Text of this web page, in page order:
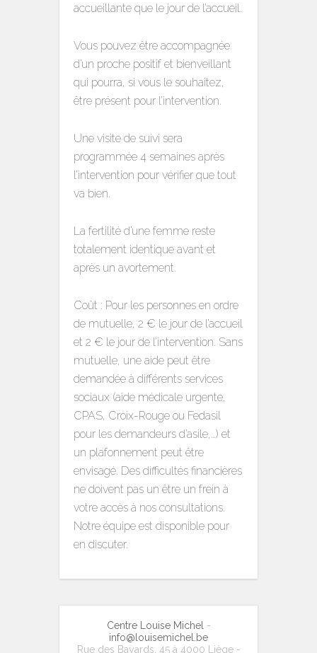
accueillante que le jour de l’accueil.
Vous pouvez être accompagnée
d’un proche positif et bienveillant
qui pourra, si vous le souhaitez,
être présent pour l’intervention.
Une visite de suivi sera
programmée 4 semaines après
l’intervention pour vérifier que tout
va bien.
La fertilité d’une femme reste
totalement identique avant et
après un avortement.
Coût : Pour les personnes en ordre
de mutuelle, 2 € le jour de l’accueil
et 2 € le jour de l’intervention. Sans
mutuelle, une aide peut être
demandée à différents services
sociaux (aide médicale urgente,
CPAS, Croix-Rouge ou Fedasil
pour les demandeurs d’asile,…) et
un plafonnement peut être
envisagé. Des difficultés financières
ne doivent pas un être un frein à
votre accès à nos consultations.
Notre équipe est disponible pour
en discuter.
Centre Louise Michel -
info@louisemichel.be
Rue des Bayards, 45 à 4000 Liège -